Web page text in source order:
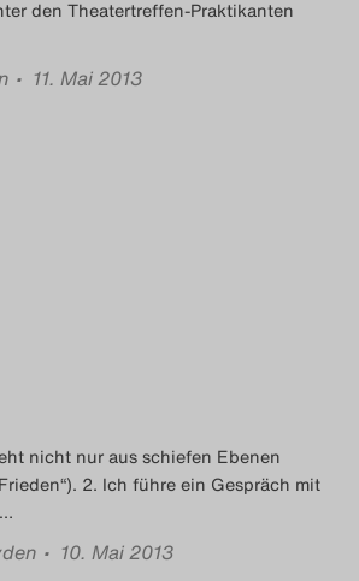
den Theatertreffen-Praktikanten
• 11. Mai 2013
nicht nur aus schiefen Ebenen
2. Ich führe ein Gespräch mit
…
• 10. Mai 2013